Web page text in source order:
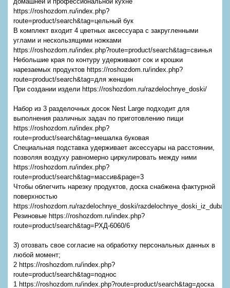
https://roshozdom.ru/index.php?
route=product/search&tag=цельный бук
В комплект входит 4 цветных аксессуара с закругленными
углами и нескользящими ножками
https://roshozdom.ru/index.php?route=product/search&tag=свинья
Небольшие края по контуру удерживают сок и крошки
нарезаемых продуктов https://roshozdom.ru/index.php?
route=product/search&tag=для женщин
При создании издели https://roshozdom.ru/razdelochnye_doski/
Набор из 3 разделочных досок Nest Large подходит для
выполнения различных задач по приготовлению пищи
https://roshozdom.ru/index.php?
route=product/search&tag=мешалка буковая
Специальная подставка удерживает аксессуары на расстоянии,
позволяя воздуху равномерно циркулировать между ними
https://roshozdom.ru/index.php?
route=product/search&tag=массив&page=3
Чтобы облегчить нарезку продуктов, доска снабжена фактурной
поверхностью
https://roshozdom.ru/razdelochnye_doski/razdelochnye_doski_iz_duba/
Резиновые https://roshozdom.ru/index.php?
route=product/search&tag=РХД-6060/6
3) отозвать свое согласие на обработку персональных данных в
любой момент;
2 https://roshozdom.ru/index.php?
route=product/search&tag=поднос
1 https://roshozdom.ru/index.php?route=product/search&tag=доска